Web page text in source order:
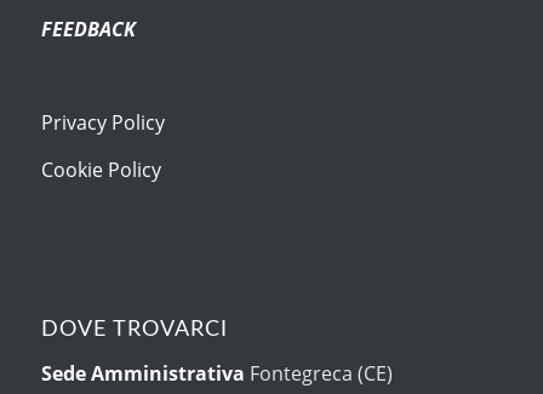
FEEDBACK
Privacy Policy
Cookie Policy
DOVE TROVARCI
Sede Amministrativa Fontegreca (CE)